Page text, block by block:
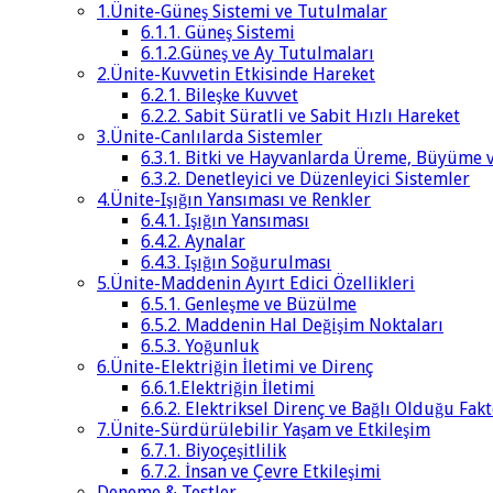
1.Ünite-Güneş Sistemi ve Tutulmalar
6.1.1. Güneş Sistemi
6.1.2.Güneş ve Ay Tutulmaları
2.Ünite-Kuvvetin Etkisinde Hareket
6.2.1. Bileşke Kuvvet
6.2.2. Sabit Süratli ve Sabit Hızlı Hareket
3.Ünite-Canlılarda Sistemler
6.3.1. Bitki ve Hayvanlarda Üreme, Büyüme
6.3.2. Denetleyici ve Düzenleyici Sistemler
4.Ünite-Işığın Yansıması ve Renkler
6.4.1. Işığın Yansıması
6.4.2. Aynalar
6.4.3. Işığın Soğurulması
5.Ünite-Maddenin Ayırt Edici Özellikleri
6.5.1. Genleşme ve Büzülme
6.5.2. Maddenin Hal Değişim Noktaları
6.5.3. Yoğunluk
6.Ünite-Elektriğin İletimi ve Direnç
6.6.1.Elektriğin İletimi
6.6.2. Elektriksel Direnç ve Bağlı Olduğu
7.Ünite-Sürdürülebilir Yaşam ve Etkileşim
6.7.1. Biyoçeşitlilik
6.7.2. İnsan ve Çevre Etkileşimi